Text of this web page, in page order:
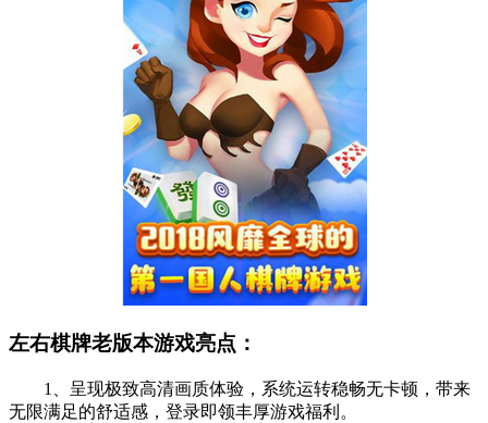
左右棋牌老版本游戏亮点：
1、呈现极致高清画质体验，系统运转稳畅无卡顿，带来
无限满足的舒适感，登录即领丰厚游戏福利。